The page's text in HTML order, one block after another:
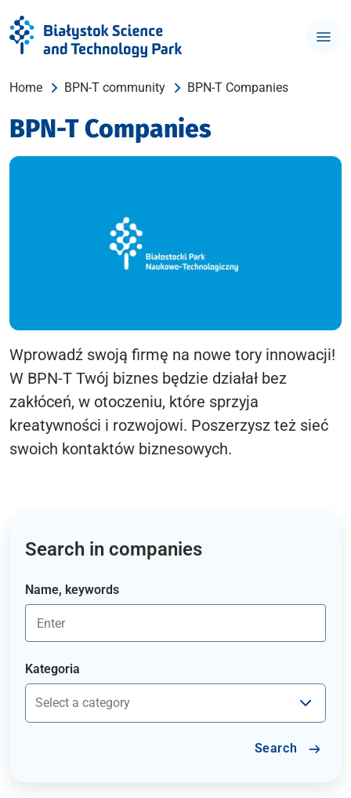
Home BPN-T community BPN-T Companies
BPN-T Companies
Wprowadź swoją firmę na nowe tory innowacji!
W BPN-T Twój biznes będzie działał bez
zakłóceń, w otoczeniu, które sprzyja
kreatywności i rozwojowi. Poszerzysz też sieć
swoich kontaktów biznesowych.
Search in companies
Name, keywords
Kategoria
Search